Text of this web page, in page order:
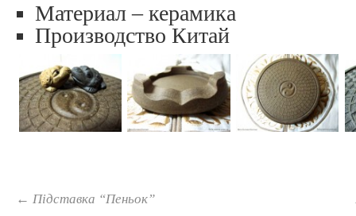
Материал – керамика
Производство Китай
← Підставка “Пеньок”